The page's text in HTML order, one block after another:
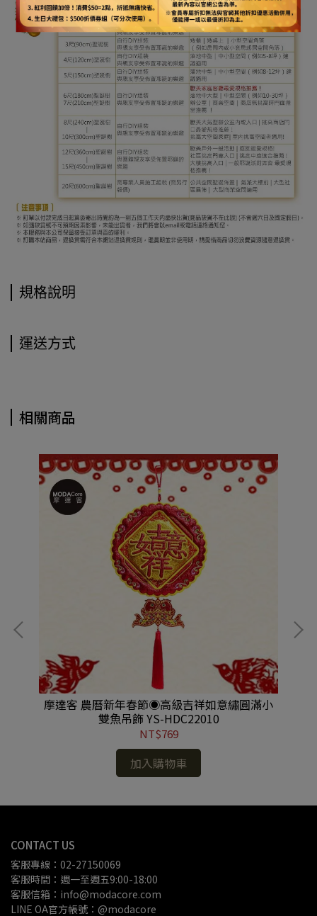
規格說明
運送方式
相關商品
摩達客 農曆新年春節◉高級吉祥如意繡圓滿小
雙魚吊飾 YS-HDC22010
NT$769
加入購物車
CONTACT US
客服專線：02-27150069
客服時間：週一至週五9:00-18:00
客服信箱：info@modacore.com
LINE OA官方帳號：@modacore